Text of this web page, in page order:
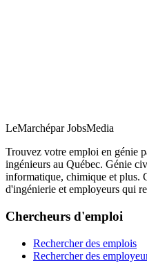
LeMarchépar JobsMedia
Trouvez votre emploi en génie
ingénieurs au Québec. Génie
informatique, chimique et plus.
d'ingénierie et employeurs qui
Chercheurs d'emploi
Rechercher des emplois
Rechercher des